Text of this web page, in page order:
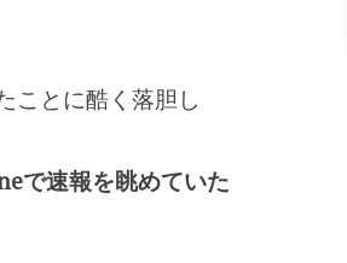
ことに酷く落胆し
で速報を眺めていた